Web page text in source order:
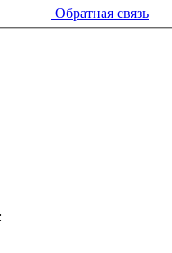
Обратная связь